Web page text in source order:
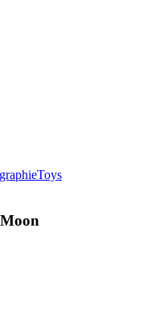
ToysDestination